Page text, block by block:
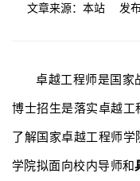
文章来源：本站 发
卓越工程师是国家
博士招生是落实卓越工
了解国家卓越工程师学
学院拟面向校内导师和